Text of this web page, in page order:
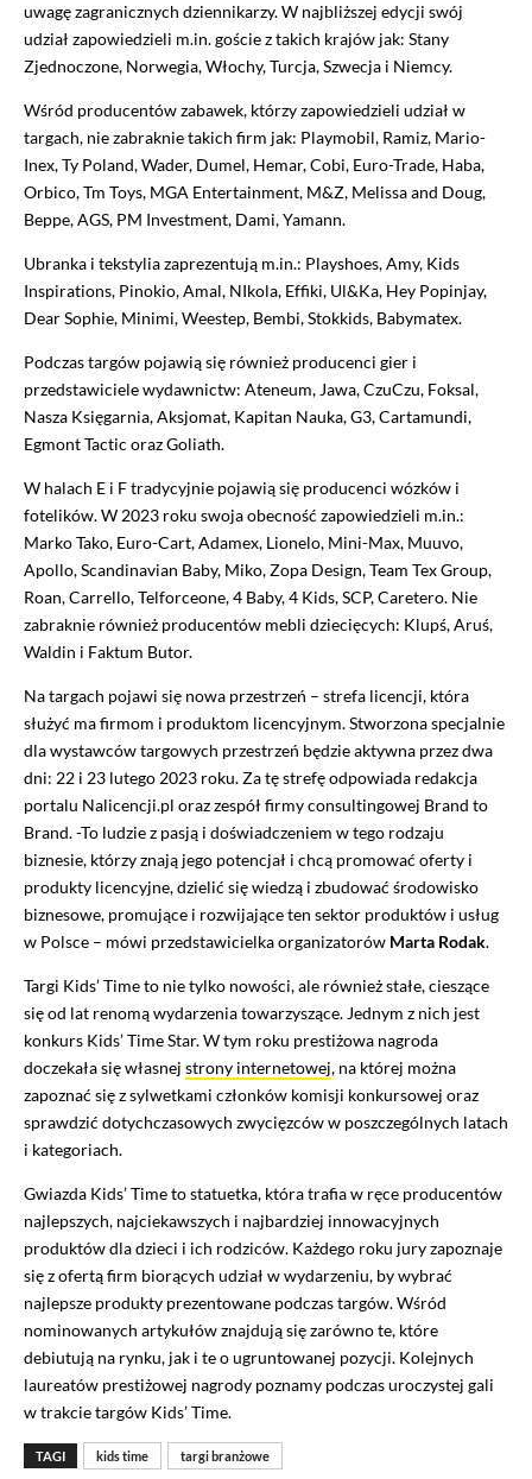
uwagę zagranicznych dziennikarzy. W najbliższej edycji swój
udział zapowiedzieli m.in. goście z takich krajów jak: Stany
Zjednoczone, Norwegia, Włochy, Turcja, Szwecja i Niemcy.
Wśród producentów zabawek, którzy zapowiedzieli udział w
targach, nie zabraknie takich firm jak: Playmobil, Ramiz, Mario-
Inex, Ty Poland, Wader, Dumel, Hemar, Cobi, Euro-Trade, Haba,
Orbico, Tm Toys, MGA Entertainment, M&Z, Melissa and Doug,
Beppe, AGS, PM Investment, Dami, Yamann.
Ubranka i tekstylia zaprezentują m.in.: Playshoes, Amy, Kids
Inspirations, Pinokio, Amal, NIkola, Effiki, Ul&Ka, Hey Popinjay,
Dear Sophie, Minimi, Weestep, Bembi, Stokkids, Babymatex.
Podczas targów pojawią się również producenci gier i
przedstawiciele wydawnictw: Ateneum, Jawa, CzuCzu, Foksal,
Nasza Księgarnia, Aksjomat, Kapitan Nauka, G3, Cartamundi,
Egmont Tactic oraz Goliath.
W halach E i F tradycyjnie pojawią się producenci wózków i
fotelików. W 2023 roku swoja obecność zapowiedzieli m.in.:
Marko Tako, Euro-Cart, Adamex, Lionelo, Mini-Max, Muuvo,
Apollo, Scandinavian Baby, Miko, Zopa Design, Team Tex Group,
Roan, Carrello, Telforceone, 4 Baby, 4 Kids, SCP, Caretero. Nie
zabraknie również producentów mebli dziecięcych: Klupś, Aruś,
Waldin i Faktum Butor.
Na targach pojawi się nowa przestrzeń – strefa licencji, która
służyć ma firmom i produktom licencyjnym. Stworzona specjalnie
dla wystawców targowych przestrzeń będzie aktywna przez dwa
dni: 22 i 23 lutego 2023 roku. Za tę strefę odpowiada redakcja
portalu Nalicencji.pl oraz zespół firmy consultingowej Brand to
Brand. -To ludzie z pasją i doświadczeniem w tego rodzaju
biznesie, którzy znają jego potencjał i chcą promować oferty i
produkty licencyjne, dzielić się wiedzą i zbudować środowisko
biznesowe, promujące i rozwijające ten sektor produktów i usług
w Polsce – mówi przedstawicielka organizatorów Marta Rodak.
Targi Kids’ Time to nie tylko nowości, ale również stałe, cieszące
się od lat renomą wydarzenia towarzyszące. Jednym z nich jest
konkurs Kids’ Time Star. W tym roku prestiżowa nagroda
doczekała się własnej strony internetowej, na której można
zapoznać się z sylwetkami członków komisji konkursowej oraz
sprawdzić dotychczasowych zwycięzców w poszczególnych latach
i kategoriach.
Gwiazda Kids’ Time to statuetka, która trafia w ręce producentów
najlepszych, najciekawszych i najbardziej innowacyjnych
produktów dla dzieci i ich rodziców. Każdego roku jury zapoznaje
się z ofertą firm biorących udział w wydarzeniu, by wybrać
najlepsze produkty prezentowane podczas targów. Wśród
nominowanych artykułów znajdują się zarówno te, które
debiutują na rynku, jak i te o ugruntowanej pozycji. Kolejnych
laureatów prestiżowej nagrody poznamy podczas uroczystej gali
w trakcie targów Kids’ Time.
TAGI kids time targi branżowe